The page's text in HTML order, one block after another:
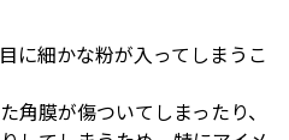
に細かな粉が入ってしまうこ
角膜が傷ついてしまったり、